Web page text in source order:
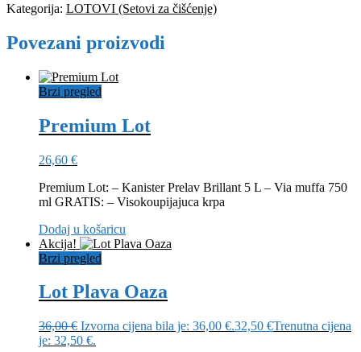
Kategorija: LOTOVI (Setovi za čišćenje)
Povezani proizvodi
Brzi pregled
Premium Lot
26,60 €
Premium Lot: – Kanister Prelav Brillant 5 L – Via muffa 750
ml GRATIS: – Visokoupijajuca krpa
Dodaj u košaricu
Akcija!
Brzi pregled
Lot Plava Oaza
36,00€ Izvorna cijena bila je: 36,00 €.32,50 €Trenutna cijena
je: 32,50 €.